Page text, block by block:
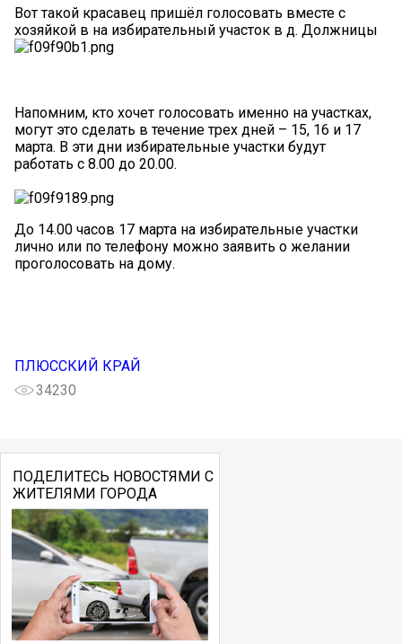
Вот такой красавец пришёл голосовать вместе с
хозяйкой в на избирательный участок в д. Должницы
Напомним, кто хочет голосовать именно на участках,
могут это сделать в течение трех дней – 15, 16 и 17
марта. В эти дни избирательные участки будут
работать с 8.00 до 20.00.
До 14.00 часов 17 марта на избирательные участки
лично или по телефону можно заявить о желании
проголосовать на дому.
ПЛЮССКИЙ КРАЙ
34230
ПОДЕЛИТЕСЬ НОВОСТЯМИ С
ЖИТЕЛЯМИ ГОРОДА